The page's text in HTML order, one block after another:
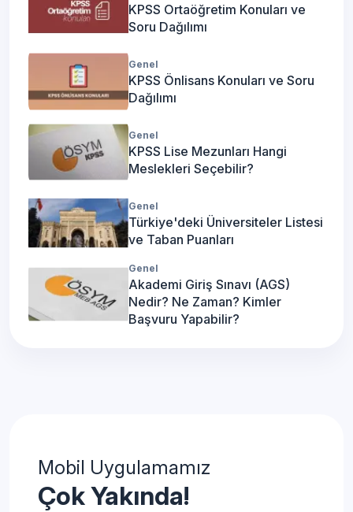
KPSS Ortaöğretim Konuları ve
Soru Dağılımı
Genel
KPSS Önlisans Konuları ve Soru
Dağılımı
Genel
KPSS Lise Mezunları Hangi
Meslekleri Seçebilir?
Genel
Türkiye'deki Üniversiteler Listesi
ve Taban Puanları
Genel
Akademi Giriş Sınavı (AGS)
Nedir? Ne Zaman? Kimler
Başvuru Yapabilir?
Mobil Uygulamamız
Çok Yakında!